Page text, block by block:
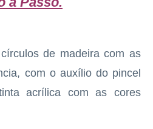
de madeira com as
com o auxílio do pincel
acrílica com as cores